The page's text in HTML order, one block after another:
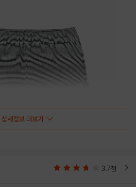
상세정보 더보기
3.7점